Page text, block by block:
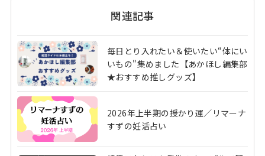
関連記事
毎日とり入れたい＆使いたい“体にい
いもの"集めました【あかほし編集部
★おすすめ推しグッズ】
2026年上半期の授かり運／リマーナ
すずの妊活占い